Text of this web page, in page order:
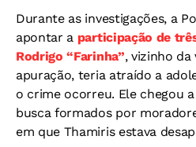
Durante as investigações, a
apontar a participação de
Rodrigo “Farinha”, vizinho da
apuração, teria atraído a
o crime ocorreu. Ele chegou
busca formados por
em que Thamiris estava